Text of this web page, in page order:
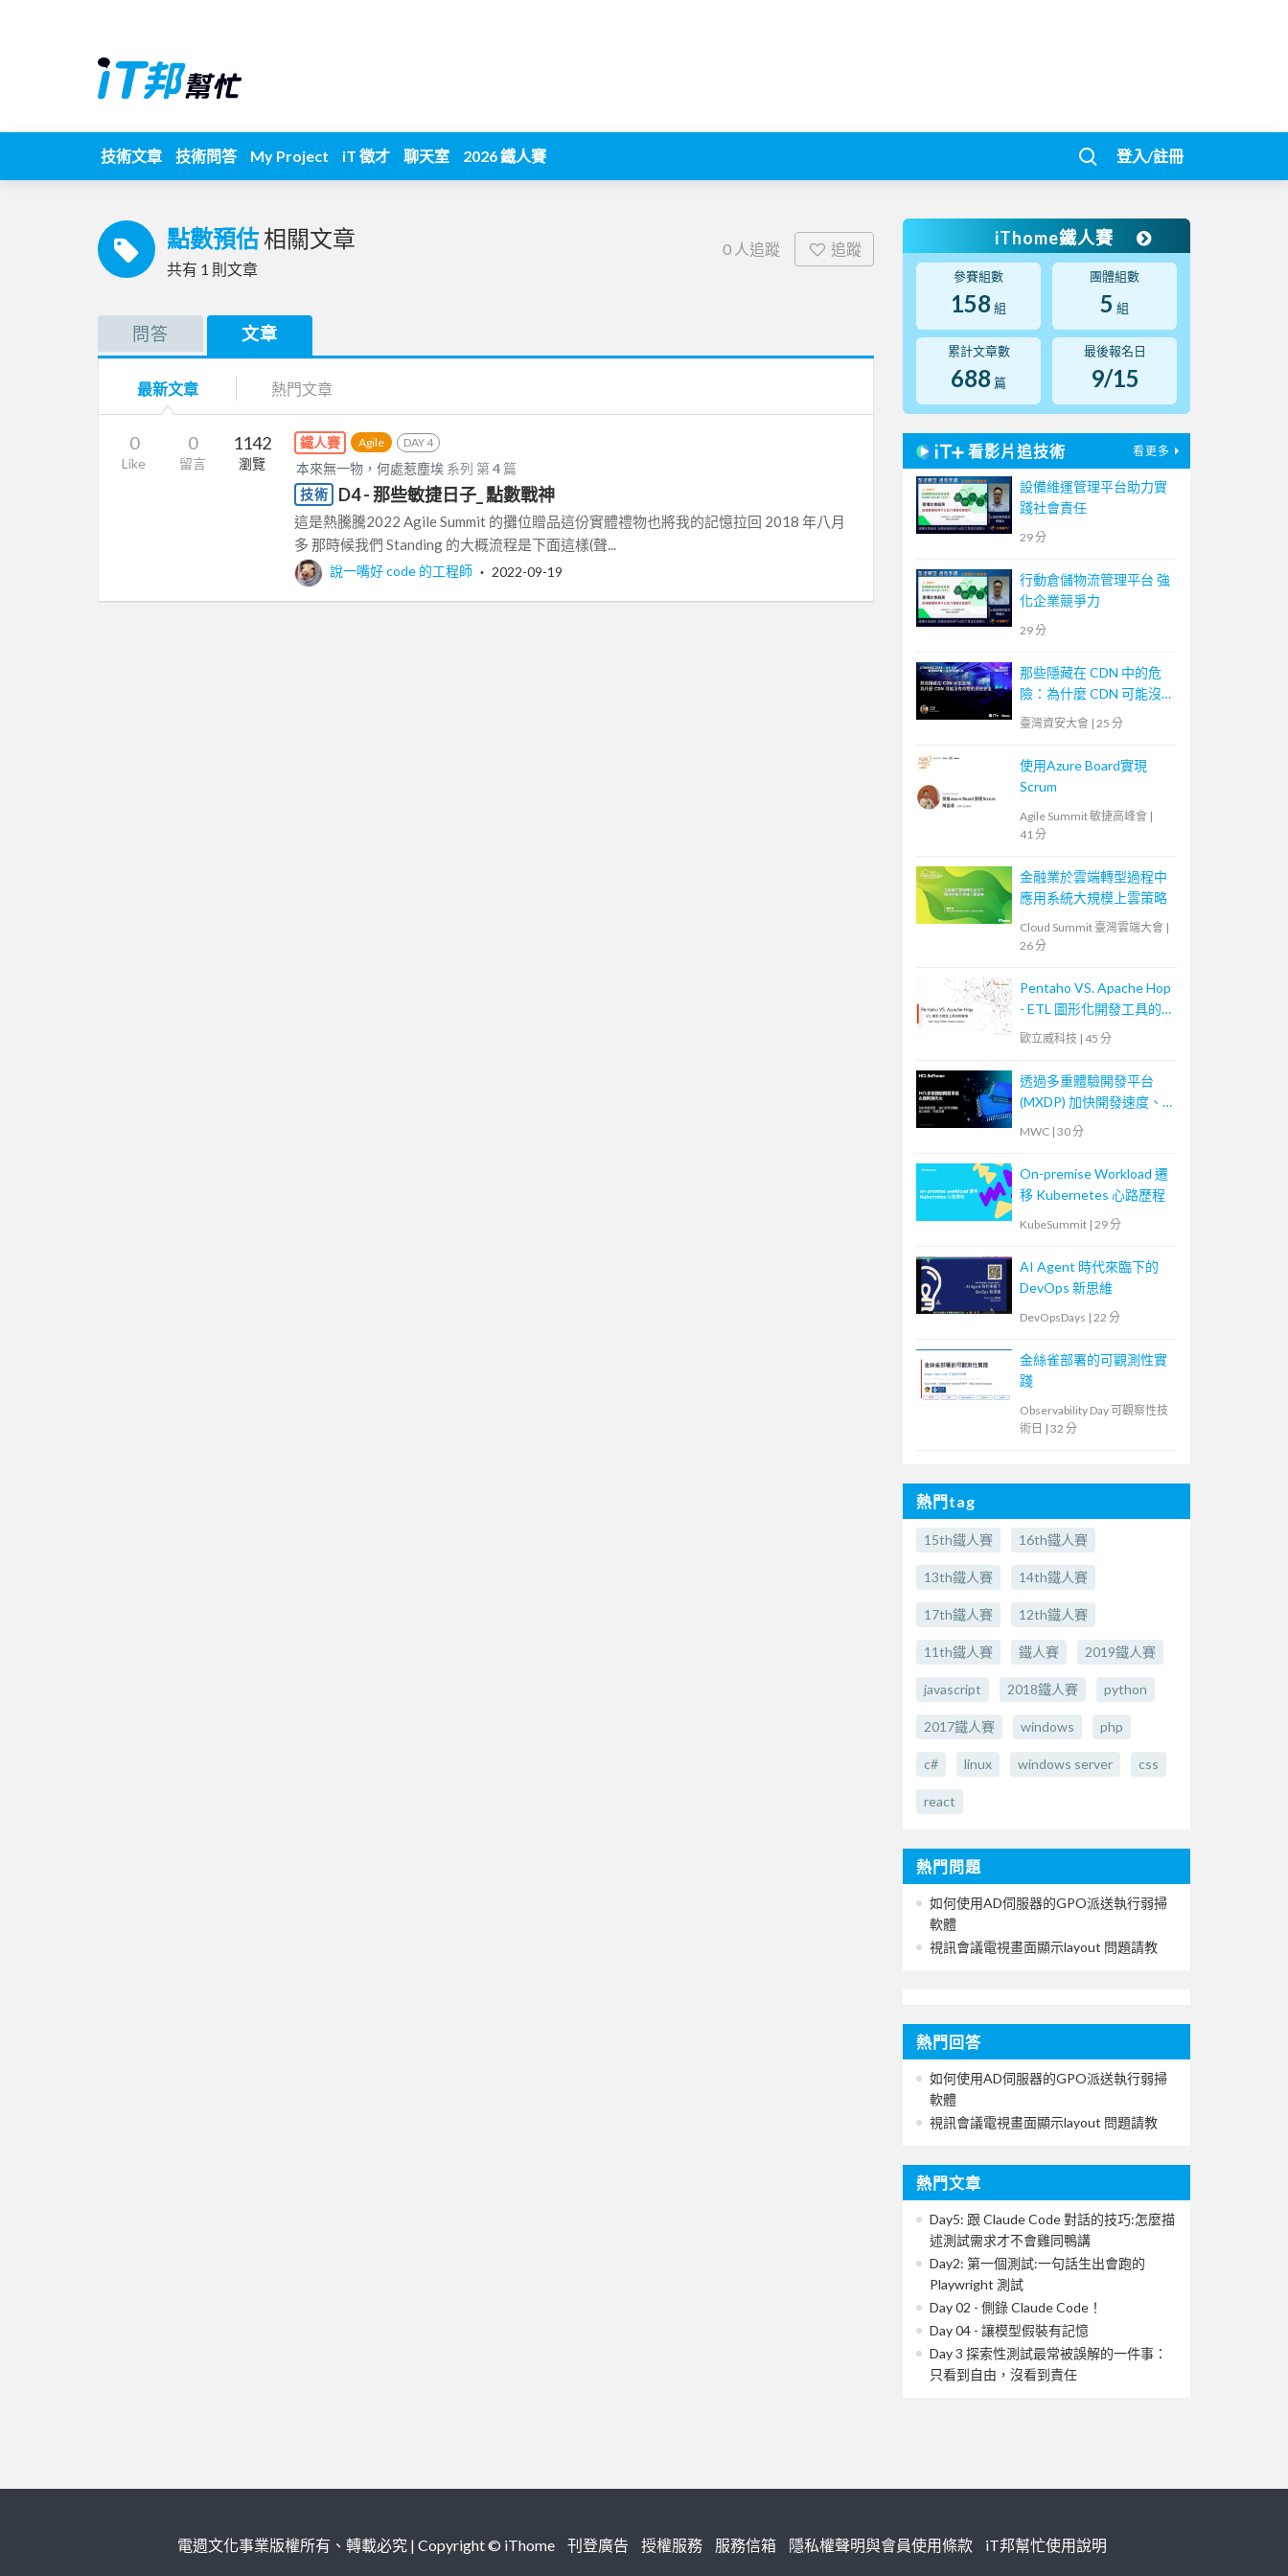
技術文章 技術問答 My Project iT 徵才 聊天室 2026 鐵人賽 登入/註冊
點數預估 相關文章
共有 1 則文章
0 人追蹤 追蹤
問答 文章
最新文章 熱門文章
0
Like
0
留言
1142
瀏覽
鐵人賽 Agile DAY 4
本來無一物，何處惹塵埃 系列 第4 篇
技術
D4 - 那些敏捷日子_ 點數戰神
這是熱騰騰2022 Agile Summit 的攤位贈品這份實體禮物也將我的記憶拉回 2018 年八月
多 那時候我們 Standing 的大概流程是下面這樣(聲...
說一嘴好 code 的工程師 ‧ 2022-09-19
iThome鐵人賽
參賽組數
158 組
團體組數
5 組
累計文章數
688 篇
最後報名日
9/15
看影片追技術 看更多
設備維運管理平台助力實
踐社會責任
29 分
行動倉儲物流管理平台 強
化企業競爭力
29 分
那些隱藏在 CDN 中的危
險：為什麼 CDN 可能沒
有你想的那麼安全
臺灣資安大會 | 25 分
使用Azure Board實現
Scrum
Agile Summit 敏捷高峰會 |
41 分
金融業於雲端轉型過程中
應用系統大規模上雲策略
Cloud Summit 臺灣雲端大會 |
26 分
Pentaho VS. Apache Hop
- ETL 圖形化開發工具的
新戰場
歐立威科技 | 45 分
透過多重體驗開發平台
(MXDP) 加快開發速度、
強化使用者體驗
MWC | 30 分
On-premise Workload 遷
移 Kubernetes 心路歷程
KubeSummit | 29 分
AI Agent 時代來臨下的
DevOps 新思維
DevOpsDays | 22 分
金絲雀部署的可觀測性實
踐
Observability Day 可觀察性技
術日 | 32 分
熱門tag
15th鐵人賽 16th鐵人賽
13th鐵人賽 14th鐵人賽
17th鐵人賽 12th鐵人賽
11th鐵人賽 鐵人賽 2019鐵人賽
javascript 2018鐵人賽 python
2017鐵人賽 windows php
c# linux windows server css
react
熱門問題
如何使用AD伺服器的GPO派送執行弱掃
軟體
視訊會議電視畫面顯示layout 問題請教
熱門回答
如何使用AD伺服器的GPO派送執行弱掃
軟體
視訊會議電視畫面顯示layout 問題請教
熱門文章
Day5: 跟 Claude Code 對話的技巧:怎麼描
述測試需求才不會雞同鴨講
Day2: 第一個測試:一句話生出會跑的
Playwright 測試
Day 02 - 側錄 Claude Code！
Day 04 - 讓模型假裝有記憶
Day 3 探索性測試最常被誤解的一件事：
只看到自由，沒看到責任
電週文化事業版權所有、轉載必究 | Copyright © iThome 刊登廣告 授權服務 服務信箱 隱私權聲明與會員使用條款 iT邦幫忙使用說明